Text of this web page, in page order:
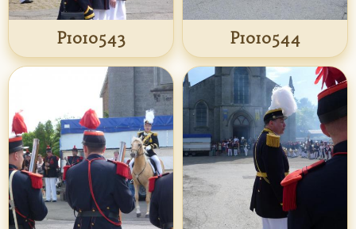
P1010543 P1010544